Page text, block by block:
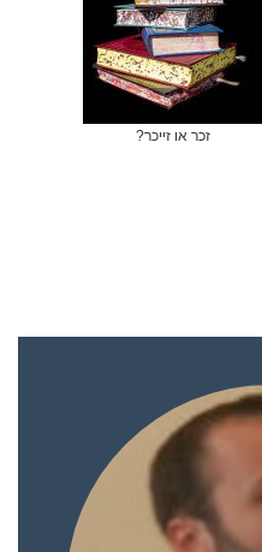
זכר או זייכר?